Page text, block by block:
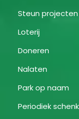
Steun projecten
Loterij
Doneren
Nalaten
Park op naam
Periodiek